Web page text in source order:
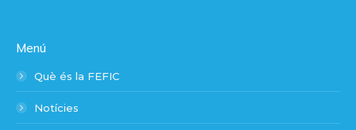
Menú
Què és la FEFIC
Notícies